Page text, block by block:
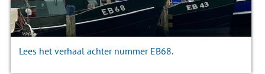
Lees het verhaal achter nummer EB68.